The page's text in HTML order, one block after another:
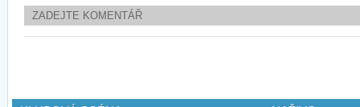
ZADEJTE KOMENTÁŘ